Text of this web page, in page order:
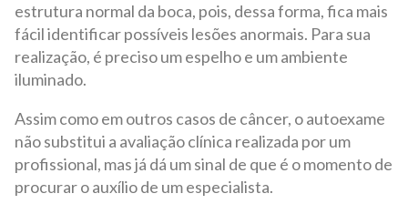
estrutura normal da boca, pois, dessa forma, fica mais
fácil identificar possíveis lesões anormais. Para sua
realização, é preciso um espelho e um ambiente
iluminado.
Assim como em outros casos de câncer, o autoexame
não substitui a avaliação clínica realizada por um
profissional, mas já dá um sinal de que é o momento de
procurar o auxílio de um especialista.